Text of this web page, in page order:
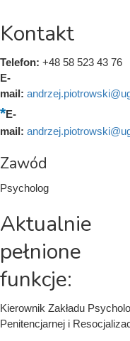
Kontakt
Telefon: +48 58 523 43 76
E-
mail:
E-
mail:
Zawód
Psycholog
Aktualnie
pełnione
funkcje:
Kierownik Zakładu
Penitencjarnej i